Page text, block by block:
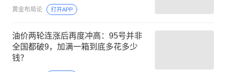
黄金布局论 打开APP
油价两轮连涨后再度冲高：95号并非
全国都破9，加满一箱到底多花多少
钱？